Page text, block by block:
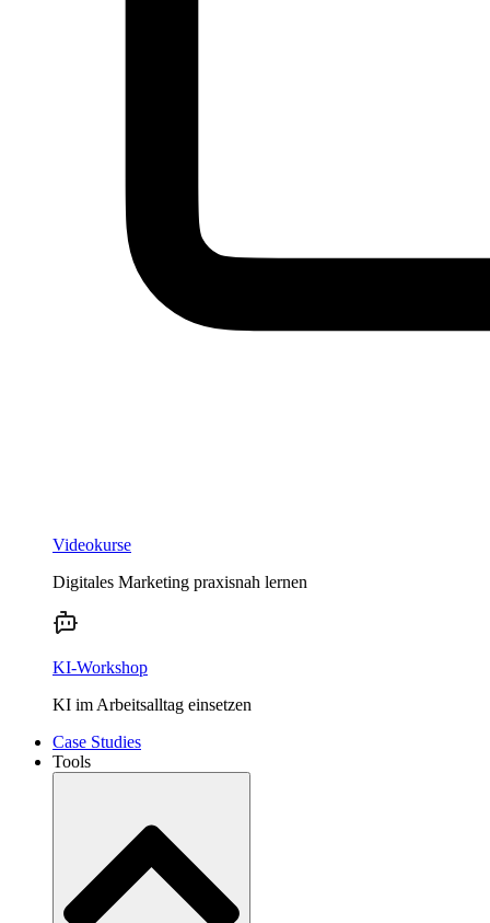
Videokurse
Digitales Marketing praxisnah lernen
KI-Workshop
KI im Arbeitsalltag einsetzen
Case Studies
Tools